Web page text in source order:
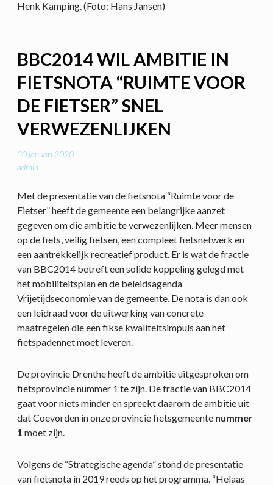
Henk Kamping. (Foto: Hans Jansen)
BBC2014 WIL AMBITIE IN
FIETSNOTA “RUIMTE VOOR
DE FIETSER” SNEL
VERWEZENLIJKEN
30 januari 2020
admin
Met de presentatie van de fietsnota “Ruimte voor de
Fietser” heeft de gemeente een belangrijke aanzet
gegeven om die ambitie te verwezenlijken. Meer mensen
op de fiets, veilig fietsen, een compleet fietsnetwerk en
een aantrekkelijk recreatief product. Er is wat de fractie
van BBC2014 betreft een solide koppeling gelegd met
het mobiliteitsplan en de beleidsagenda
Vrijetijdseconomie van de gemeente. De nota is dan ook
een leidraad voor de uitwerking van concrete
maatregelen die een fikse kwaliteitsimpuls aan het
fietspadennet moet leveren.
De provincie Drenthe heeft de ambitie uitgesproken om
fietsprovincie nummer 1 te zijn. De fractie van BBC2014
gaat voor niets minder en spreekt daarom de ambitie uit
dat Coevorden in onze provincie fietsgemeente nummer
1 moet zijn.
Volgens de “Strategische agenda” stond de presentatie
van fietsnota in 2019 reeds op het programma. “Helaas